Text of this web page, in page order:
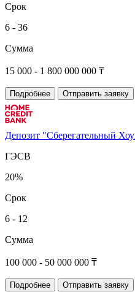
Срок
6 - 36
Сумма
15 000 - 1 800 000 000 ₸
Подробнее Отправить заявку
Депозит "Сберегательный
ГЭСВ
20%
Срок
6 - 12
Сумма
100 000 - 50 000 000 ₸
Подробнее Отправить заявку